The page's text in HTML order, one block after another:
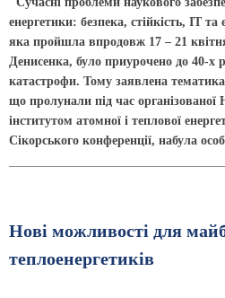
енергетики: безпека, стійкість, ІТ
яка пройшла впродовж 17 – 21
Денисенка, було приурочено до 40-х
катастрофи. Тому заявлена
що пролунали під час
інститутом атомної і теплової
Сікорського конференції, набула
Нові можливості для
теплоенергетиків